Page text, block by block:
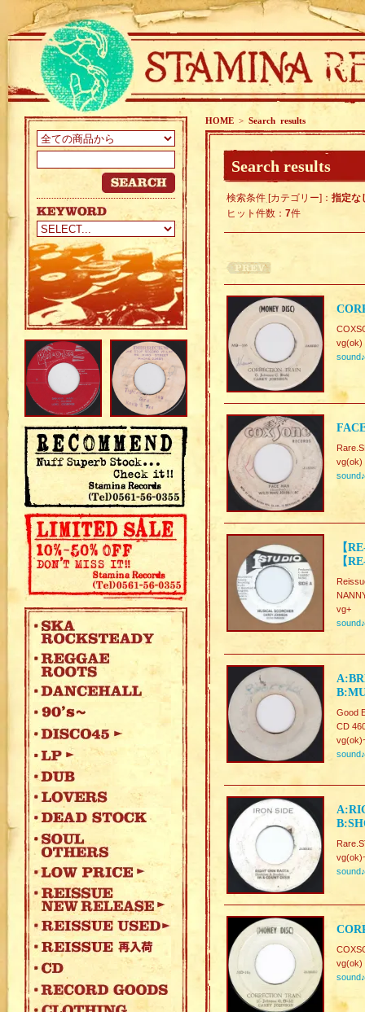
HOME > Search results
Search results
検索条件 [カテゴリー]： 指定な
ヒット件数： 7件
vg(ok)
sound♪
vg(ok)
sound♪
【
【
vg+
sound♪
Good
CD
sound♪
sound♪
vg(ok)
sound♪